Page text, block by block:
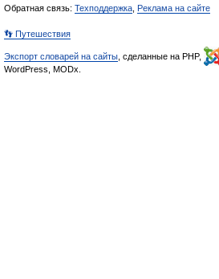
Обратная связь: Техподдержка Реклама на сайте
👣 Путешествия
Экспорт словарей на сайты , сделанные на PHP,
WordPress, MODx.